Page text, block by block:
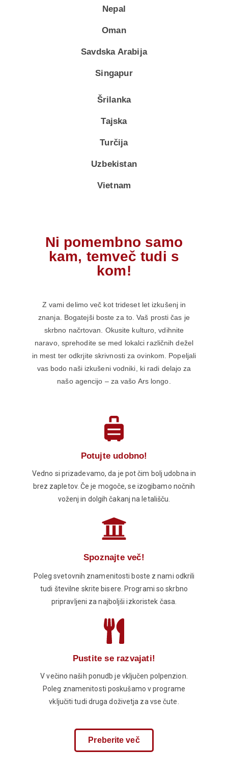
Nepal
Oman
Savdska Arabija
Singapur
Šrilanka
Tajska
Turčija
Uzbekistan
Vietnam
Ni pomembno samo
kam, temveč tudi s
kom!
Z vami delimo več kot trideset let izkušenj in
znanja. Bogatejši boste za to. Vaš prosti čas je
skrbno načrtovan. Okusite kulturo, vdihnite
naravo, sprehodite se med lokalci različnih dežel
in mest ter odkrjite skrivnosti za ovinkom. Popeljali
vas bodo naši izkušeni vodniki, ki radi delajo za
našo agencijo – za vašo Ars longo.
Potujte udobno!
Vedno si prizadevamo, da je pot čim bolj udobna in
brez zapletov. Če je mogoče, se izogibamo nočnih
voženj in dolgih čakanj na letališču.
Spoznajte več!
Poleg svetovnih znamenitosti boste z nami odkrili
tudi številne skrite bisere. Programi so skrbno
pripravljeni za najboljši izkoristek časa.
Pustite se razvajati!
V večino naših ponudb je vključen polpenzion.
Poleg znamenitosti poskušamo v programe
vključiti tudi druga doživetja za vse čute.
Preberite več